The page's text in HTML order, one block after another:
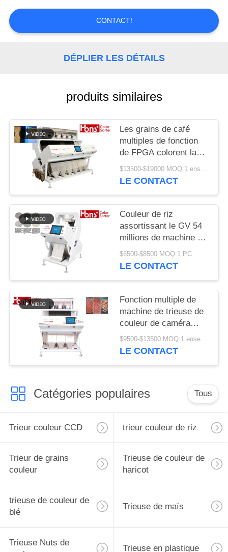
UNE
CITATION
PRIVACY
POLICY
CONTACT!
DÉPLIER LES DÉTAILS
produits similaires
Les grains de café
multiples de fonction
de FPGA colorent la
trieuse
$13500-$19000 MOQ:1 ensemble
LE CONTACT
Couleur de riz
assortissant le GV 54
millions de machine de
développement de
séparateur de pixel
$6500-$8500 MOQ:1 PC
LE CONTACT
Fonction multiple de
machine de trieuse de
couleur de caméra
CCD d'arachide de 3
descendeurs
$9500-$13500 MOQ:1 ensemble
LE CONTACT
Catégories populaires Tous
Trieur couleur CCD trieur couleur de riz
Trieur de grains
couleur
Trieuse de couleur de
haricot
trieuse de couleur de
blé
Trieuse de maïs
Trieuse Nuts de
Trieuse en plastique